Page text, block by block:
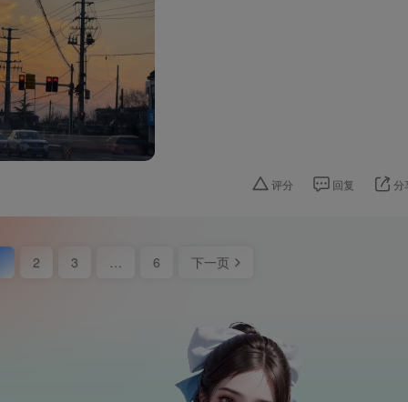
评分 回复 分
2 3 … 6 下一页